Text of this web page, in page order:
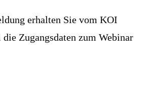
erhalten Sie vom KOI
Zugangsdaten zum Webinar